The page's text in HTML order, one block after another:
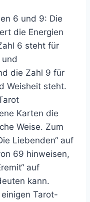
6 und 9: Die
die Energien
6 steht für
die Zahl 9 für
Weisheit steht.
Karten die
Weise. Zum
Liebenden“ auf
69 hinweisen,
auf
kann.
Tarot-